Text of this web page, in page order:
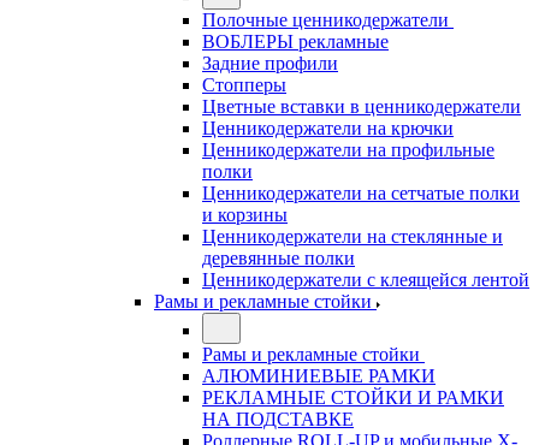
Полочные ценникодержатели
ВОБЛЕРЫ рекламные
Задние профили
Стопперы
Цветные вставки в ценникодержатели
Ценникодержатели на крючки
Ценникодержатели на профильные
полки
Ценникодержатели на сетчатые полки
и корзины
Ценникодержатели на стеклянные и
деревянные полки
Ценникодержатели с клеящейся лентой
Рамы и рекламные стойки
Рамы и рекламные стойки
АЛЮМИНИЕВЫЕ РАМКИ
РЕКЛАМНЫЕ СТОЙКИ И РАМКИ
НА ПОДСТАВКЕ
Роллерные ROLL-UP и мобильные X-